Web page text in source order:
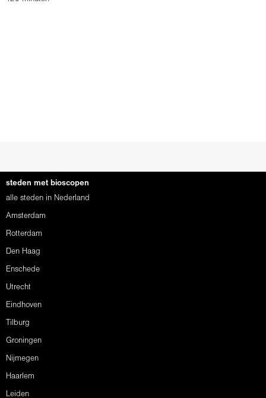
steden met bioscopen
alle steden in Nederland
Amsterdam
Rotterdam
Den Haag
Enschede
Utrecht
Eindhoven
Tilburg
Groningen
Nijmegen
Haarlem
Leiden